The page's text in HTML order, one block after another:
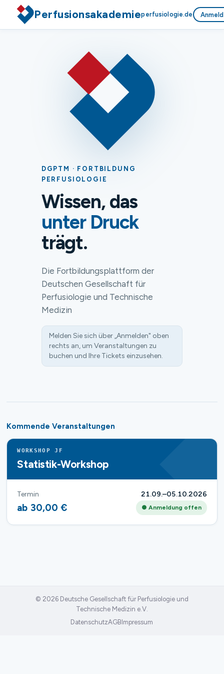
Perfusionsakademieperfusiologie.de
DGPTM · FORTBILDUNG
PERFUSIOLOGIE
Wissen, das
unter Druck
trägt.
Die Fortbildungsplattform der
Deutschen Gesellschaft für
Perfusiologie und Technische
Medizin
Melden Sie sich über „Anmelden" oben
rechts an, um Veranstaltungen zu
buchen und Ihre Tickets einzusehen.
Kommende Veranstaltungen
WORKSHOP JF
Statistik-Workshop
Termin 21.09.–05.10.2026
ab 30,00 € ● Anmeldung offen
© 2026 Deutsche Gesellschaft für Perfusiologie und
Technische Medizin e.V.
DatenschutzAGB Impressum